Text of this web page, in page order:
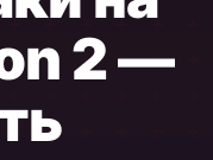
2 —